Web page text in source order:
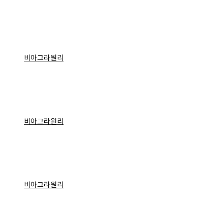
비아그라원리
비아그라원리
비아그라원리